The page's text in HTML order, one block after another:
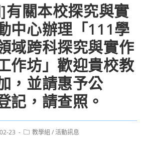
有關本校探究與實
中心辦理「111學
域跨科探究與實作
作坊」歡迎貴校教
，並請惠予公
記，請查照。
23
Post教學組 / 活動訊息